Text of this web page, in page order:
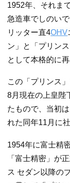
1952年、それま
急造車でしのい
リッター直4OHV
ン」と「プリン
として本格的に再
この「プリンス
8月現在の上皇陛
たもので、当初
れた同年11月に
1954年に富士精
「富士精密」が
ス セダン以降の